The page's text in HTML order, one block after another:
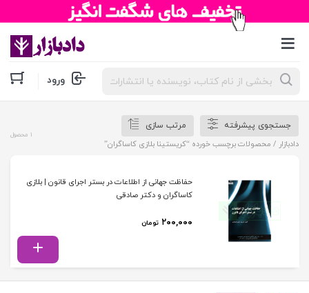
جستجوی
محصولات ورود
جستجوی پیشرفته
مرتب سازی
دادبازار / محصولات برچسب خورده “کریستینا بلازی کاساگران”
1 محصول
حفاظت جهانی از اطلاعات در بستر اجرای قانون | بلازی
کاساگران و دکتر صادقی
۲۰۰,۰۰۰ تومان